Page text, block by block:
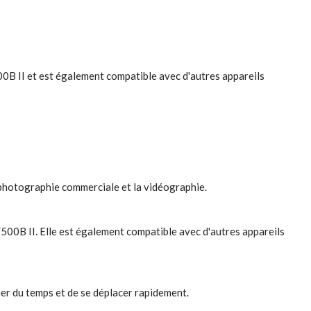
II et est également compatible avec d'autres appareils
commerciale et la vidéographie.
II. Elle est également compatible avec d'autres appareils
du temps et de se déplacer rapidement.